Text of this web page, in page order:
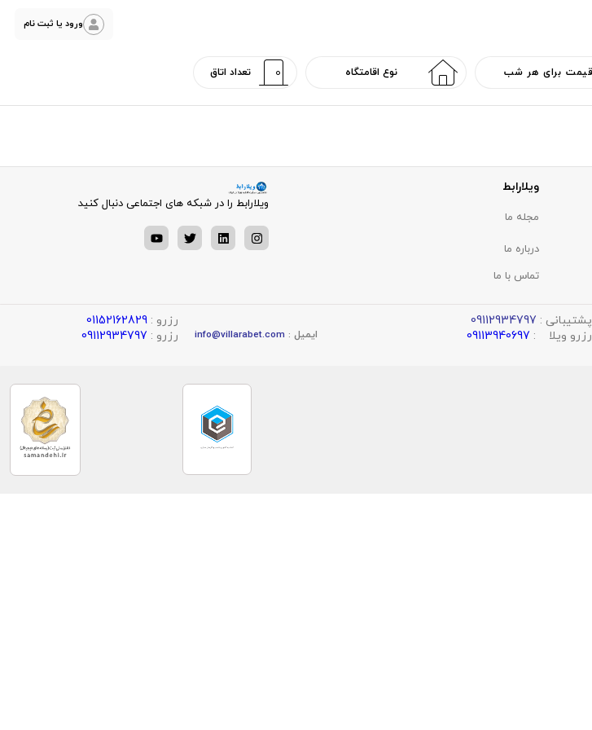
ورود یا ثبت نام
ویلارابط
مجله ما
درباره ما
تماس با ما
ویلارابط را در شبکه های اجتماعی دنبال کنید
پشتیبانی : 09112934797
رزرو ویلا : 09113940697 ایمیل : info@villarabet.com
رزرو : 01152162829
رزرو : 09112934797